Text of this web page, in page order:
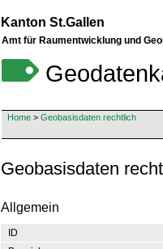
Kanton St.Gallen
Amt für Raumentwicklung und
Home > Geobasisdaten rechtlich
Allgemein
ID